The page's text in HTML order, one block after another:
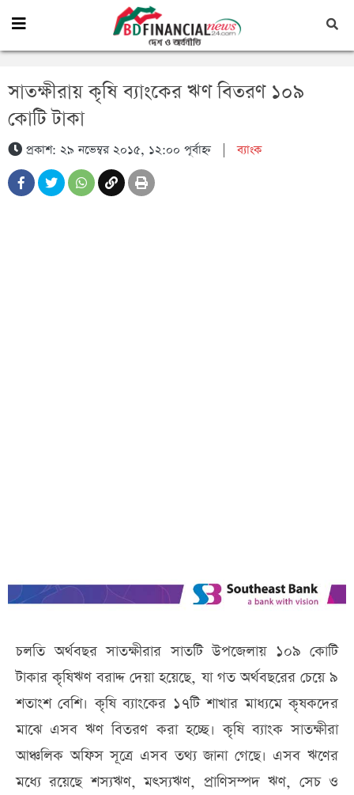
সাতক্ষীরায় কৃষি ব্যাংকের ঋণ বিতরণ ১০৯
কোটি টাকা
প্রকাশ: ২৯ নভেম্বর ২০১৫, ১২:০০ পূর্বাহ্ন|ব্যাংক
চলতি অর্থবছর সাতক্ষীরার সাতটি উপজেলায় ১০৯ কোটি
টাকার কৃষিঋণ বরাদ্দ দেয়া হয়েছে, যা গত অর্থবছরের চেয়ে ৯
শতাংশ বেশি। কৃষি ব্যাংকের ১৭টি শাখার মাধ্যমে কৃষকদের
মাঝে এসব ঋণ বিতরণ করা হচ্ছে। কৃষি ব্যাংক সাতক্ষীরা
আঞ্চলিক অফিস সূত্রে এসব তথ্য জানা গেছে। এসব ঋণের
মধ্যে রয়েছে শস্যঋণ, মত্স্যঋণ, প্রাণিসম্পদ ঋণ, সেচ ও